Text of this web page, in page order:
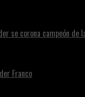
se corona campeón de
Franco